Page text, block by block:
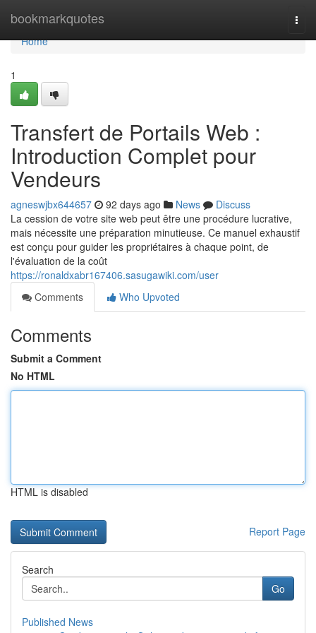
bookmarkquotes
Home
Home
1
Transfert de Portails Web :
Introduction Complet pour
Vendeurs
agneswjbx644657 92 days ago News
Discuss
La cession de votre site web peut être une procédure lucrative,
mais nécessite une préparation minutieuse. Ce manuel exhaustif
est conçu pour guider les propriétaires à chaque point, de
l'évaluation de la coût
https://ronaldxabr167406.sasugawiki.com/user
Comments
Who Upvoted
Comments
Submit a Comment
No HTML
HTML is disabled
Report Page
Search
Go
Published News